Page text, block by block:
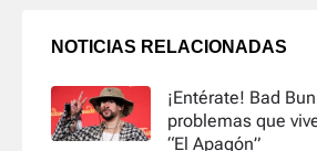
NOTICIAS RELACIONADAS
¡Entérate! Bad
problemas que
“El Apagón”